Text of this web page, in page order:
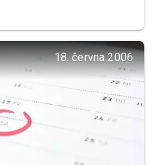
de présentation
18. června 2006